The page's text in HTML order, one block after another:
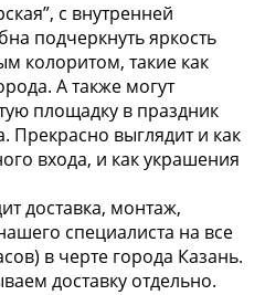
с внутренней
подчеркнуть яркость
колоритом, такие как
А также могут
площадку в праздник
Прекрасно выглядит и как
входа, и как украшения
доставка, монтаж,
специалиста на все
в черте города Казань.
доставку отдельно.